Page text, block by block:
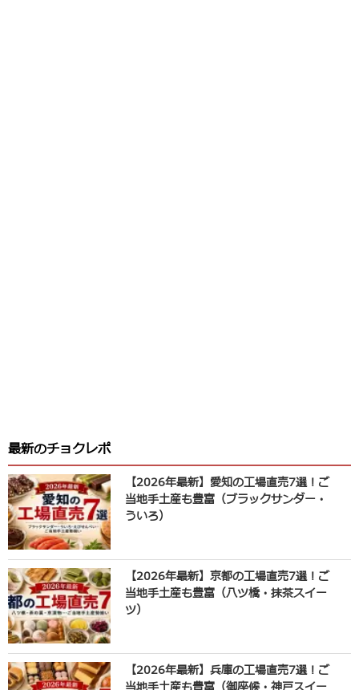
最新のチョクレポ
【2026年最新】愛知の工場直売7選！ご
当地手土産も豊富（ブラックサンダー・
ういろ）
【2026年最新】京都の工場直売7選！ご
当地手土産も豊富（八ツ橋・抹茶スイー
ツ）
【2026年最新】兵庫の工場直売7選！ご